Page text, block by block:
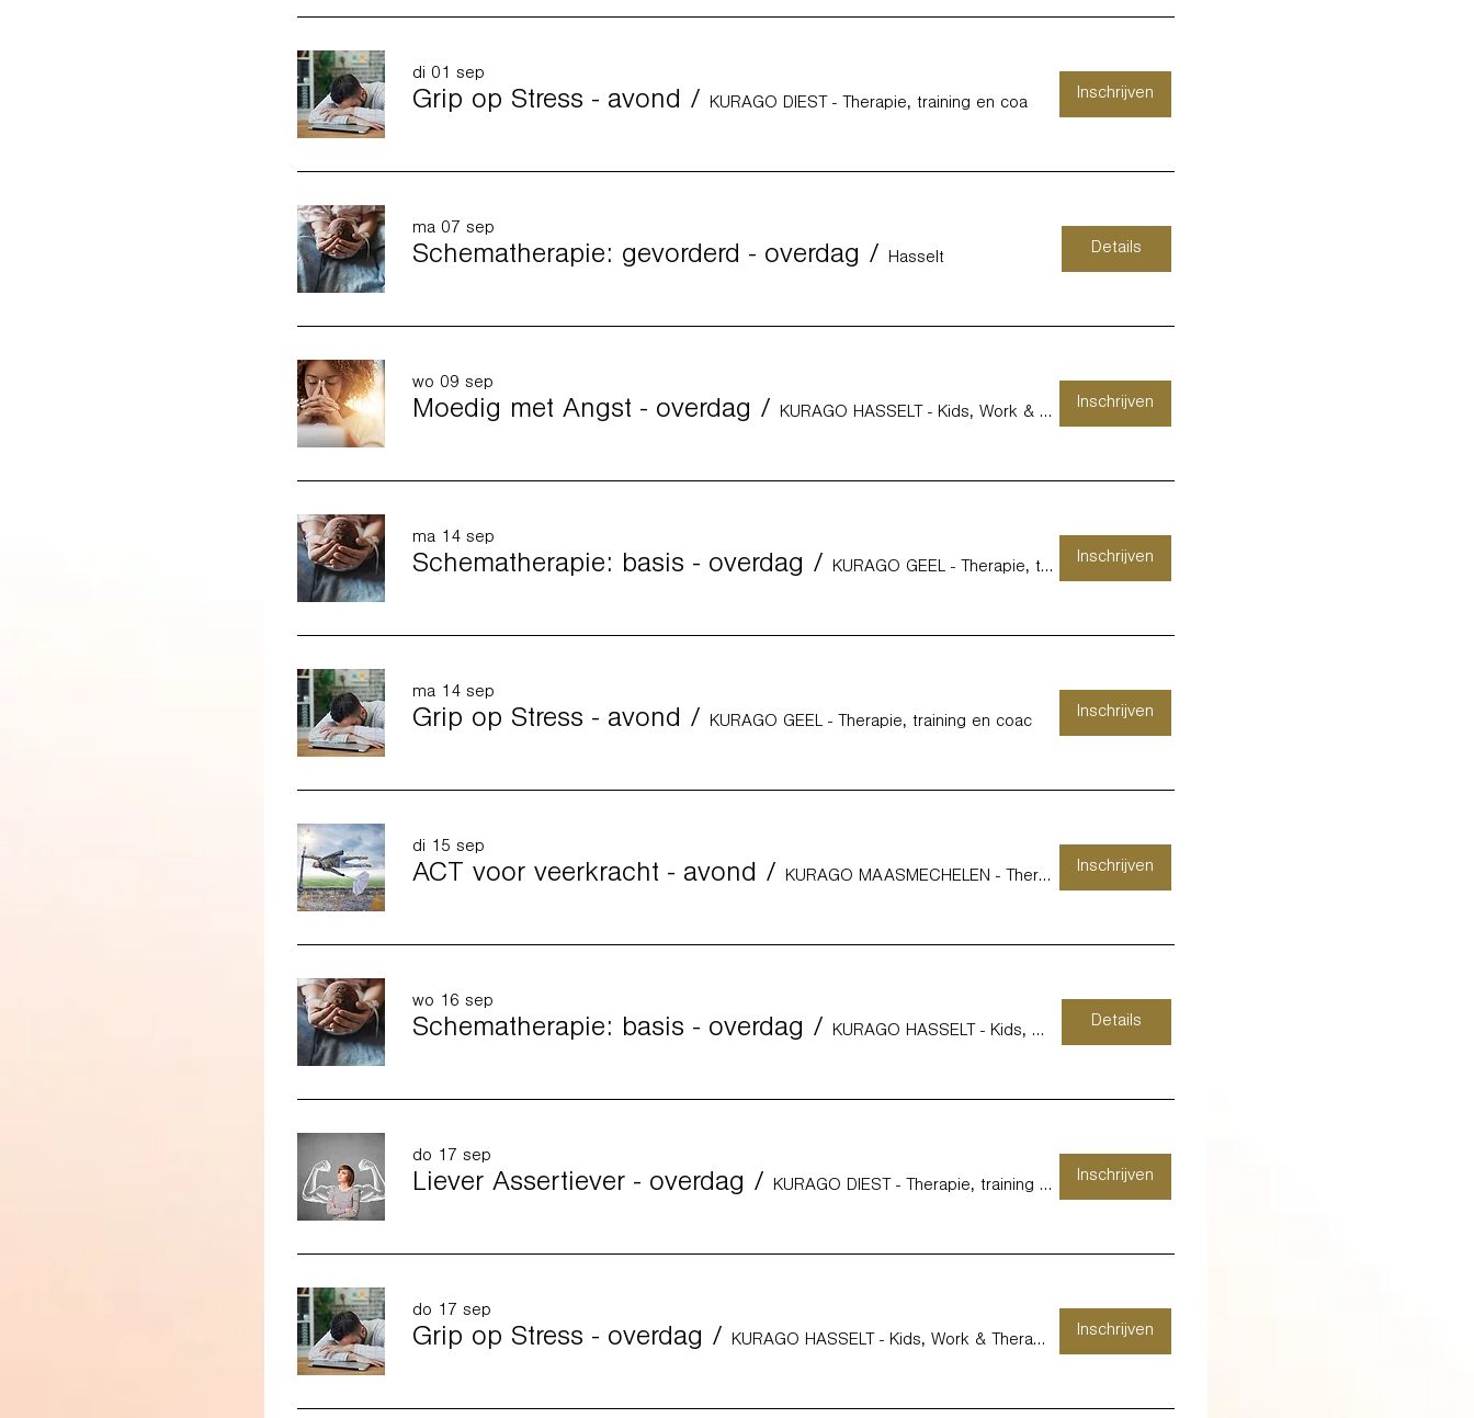
di 01 sep
Grip op Stress - avond / KURAGO DIEST - Therapie, training en coa
Inschrijven
ma 07 sep
Schematherapie: gevorderd - overdag / Hasselt
Details
wo 09 sep
Moedig met Angst - overdag / KURAGO HASSELT - Kids, Work & Therapy -
Inschrijven
ma 14 sep
Schematherapie: basis - overdag / KURAGO GEEL - Therapie, training en coac
Inschrijven
ma 14 sep
Grip op Stress - avond / KURAGO GEEL - Therapie, training en coac
Inschrijven
di 15 sep
ACT voor veerkracht - avond / KURAGO MAASMECHELEN - Therapie, training
Inschrijven
wo 16 sep
Schematherapie: basis - overdag / KURAGO HASSELT - Kids, Work & Therapy -
Details
do 17 sep
Liever Assertiever - overdag / KURAGO DIEST - Therapie, training en coa
Inschrijven
do 17 sep
Grip op Stress - overdag / KURAGO HASSELT - Kids, Work & Therapy -
Inschrijven